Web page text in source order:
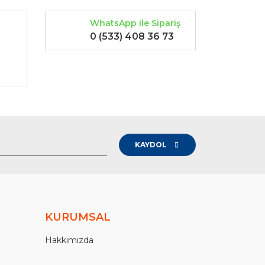
WhatsApp ile Sipariş
0 (533) 408 36 73
KAYDOL
KURUMSAL
Hakkımızda